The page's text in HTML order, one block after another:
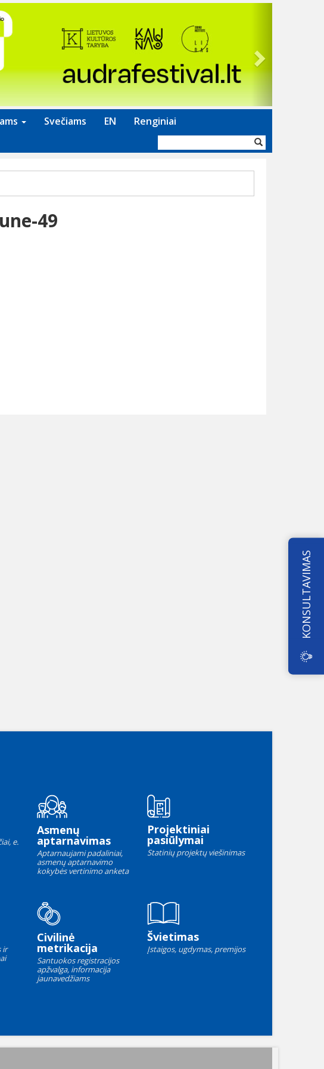
Svečiams EN Renginiai
forma
49
e.
Asmenų
aptarnavimas
Aptarnaujami padaliniai,
asmenų aptarnavimo
kokybės vertinimo anketa
Projektiniai
pasiūlymai
Statinių projektų viešinimas
ir
Civilinė
metrikacija
Santuokos registracijos
apžvalga, informacija
jaunavedžiams
Švietimas
Įstaigos, ugdymas, premijos
KONSULTAVIMAS